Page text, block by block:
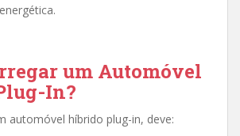
um Automóvel
In?
automóvel híbrido plug-in, deve: